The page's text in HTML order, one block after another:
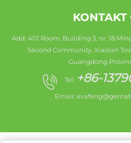
KONTAKT
Add: 401 Room, Building 3, nr. 18
Second Community, Xiaolan
Guangdong
Tel: +86-
Email: